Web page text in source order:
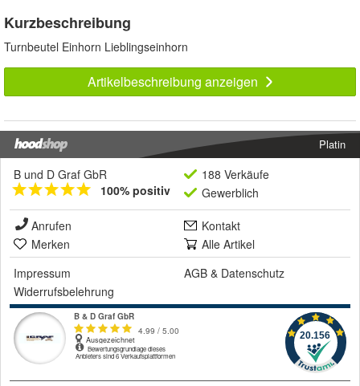
Kurzbeschreibung
Turnbeutel Einhorn Lieblingseinhorn
Artikelbeschreibung anzeigen
Platin
B und D Graf GbR
100% positiv
188 Verkäufe
Gewerblich
Anrufen
Kontakt
Merken
Alle Artikel
Impressum
AGB & Datenschutz
Widerrufsbelehrung